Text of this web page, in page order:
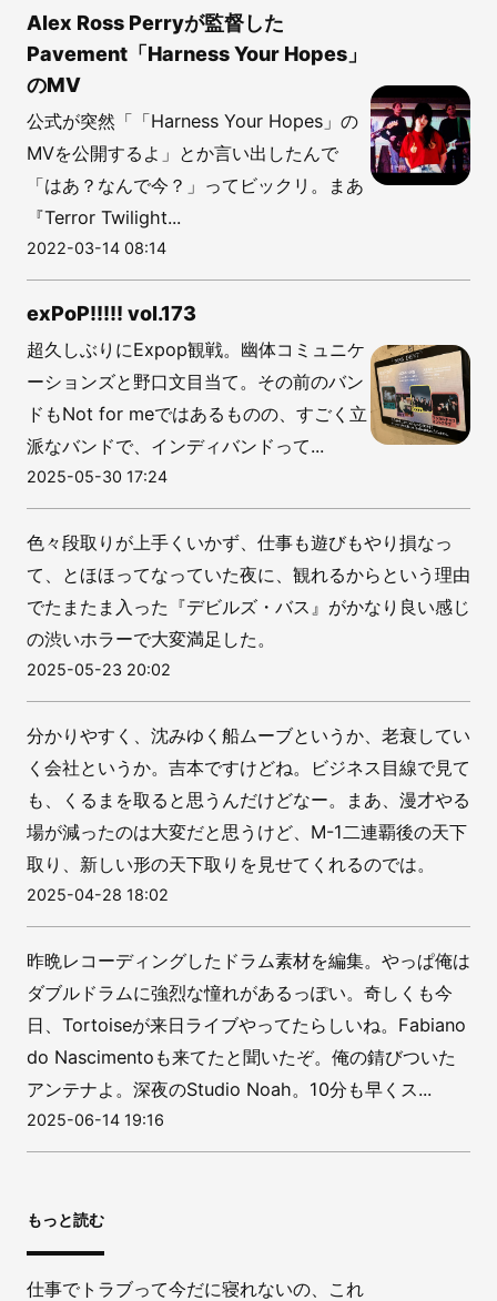
Alex Ross Perryが監督した
Pavement「Harness Your Hopes」
のMV
公式が突然「「Harness Your Hopes」の
MVを公開するよ」とか言い出したんで
「はあ？なんで今？」ってビックリ。まあ
『Terror Twilight...
2022-03-14 08:14
exPoP!!!!! vol.173
超久しぶりにExpop観戦。幽体コミュニケ
ーションズと野口文目当て。その前のバン
ドもNot for meではあるものの、すごく立
派なバンドで、インディバンドって...
2025-05-30 17:24
色々段取りが上手くいかず、仕事も遊びもやり損なっ
て、とほほってなっていた夜に、観れるからという理由
でたまたま入った『デビルズ・バス』がかなり良い感じ
の渋いホラーで大変満足した。
2025-05-23 20:02
分かりやすく、沈みゆく船ムーブというか、老衰してい
く会社というか。吉本ですけどね。ビジネス目線で見て
も、くるまを取ると思うんだけどなー。まあ、漫才やる
場が減ったのは大変だと思うけど、M-1二連覇後の天下
取り、新しい形の天下取りを見せてくれるのでは。
2025-04-28 18:02
昨晩レコーディングしたドラム素材を編集。やっぱ俺は
ダブルドラムに強烈な憧れがあるっぽい。奇しくも今
日、Tortoiseが来日ライブやってたらしいね。Fabiano
do Nascimentoも来てたと聞いたぞ。俺の錆びついた
アンテナよ。深夜のStudio Noah。10分も早くス...
2025-06-14 19:16
もっと読む
仕事でトラブって今だに寝れないの、これ